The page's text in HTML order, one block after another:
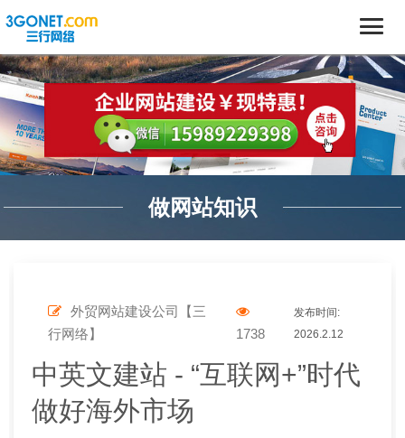
做网站知识
外贸网站建设公司【三
行网络】
1738
发布时间:
2026.2.12
中英文建站 - “互联网+”时代
做好海外市场